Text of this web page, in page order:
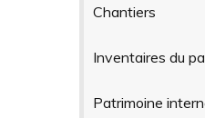
Chantiers
Inventaires du
Patrimoine